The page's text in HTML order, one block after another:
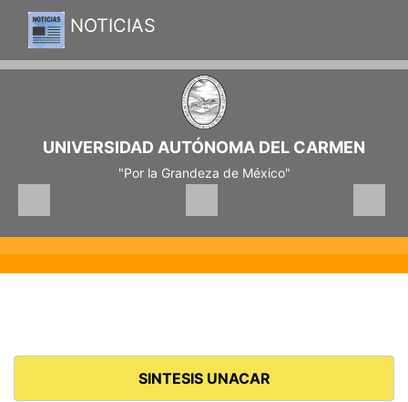
NOTICIAS
UNIVERSIDAD AUTÓNOMA DEL CARMEN
"Por la Grandeza de México"
SINTESIS UNACAR